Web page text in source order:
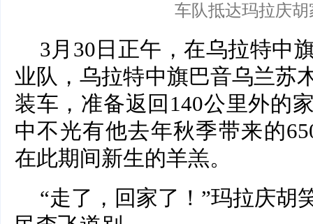
车队抵达玛拉庆
3月30日正午，在乌拉特中
业队，乌拉特中旗巴音乌兰苏
装车，准备返回140公里外的
中不光有他去年秋季带来的
在此期间新生的羊羔。
“走了，回家了！”玛拉庆胡